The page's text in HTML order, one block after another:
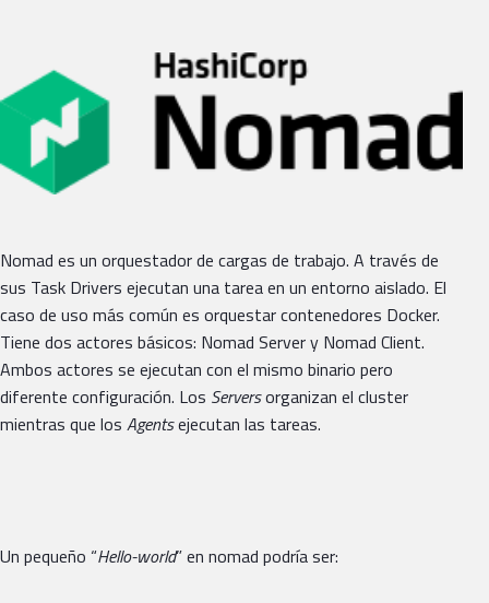
Nomad es un orquestador de cargas de trabajo. A través de
sus Task Drivers ejecutan una tarea en un entorno aislado. El
caso de uso más común es orquestar contenedores Docker.
Tiene dos actores básicos: Nomad Server y Nomad Client.
Ambos actores se ejecutan con el mismo binario pero
diferente configuración. Los Serversorganizan el cluster
mientras que los Agentsejecutan las tareas.
Un pequeño “Hello-world” en nomad podría ser: